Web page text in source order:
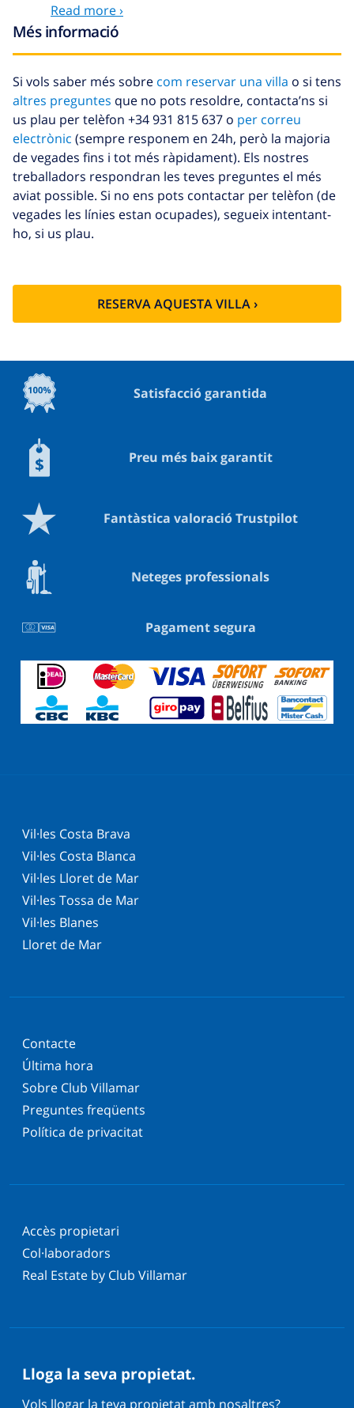
tardana
(52,77 USD/HOUR)
Fons de
cancel·lació :
4.80% De la quantitat total
Read more ›
Més informació
Si vols saber més sobre com reservar una villa o si tens
altres preguntes que no pots resoldre, contacta’ns si
us plau per telèfon +34 931 815 637 o per correu
electrònic (sempre responem en 24h, però la majoria
de vegades fins i tot més ràpidament). Els nostres
treballadors respondran les teves preguntes el més
aviat possible. Si no ens pots contactar per telèfon (de
vegades les línies estan ocupades), segueix intentant-
ho, si us plau.
RESERVA AQUESTA VILLA ›
Satisfacció garantida
Preu més baix garantit
Fantàstica valoració Trustpilot
Neteges professionals
Pagament segura
Vil·les Costa Brava
Vil·les Costa Blanca
Vil·les Lloret de Mar
Vil·les Tossa de Mar
Vil·les Blanes
Lloret de Mar
Contacte
Última hora
Sobre Club Villamar
Preguntes freqüents
Política de privacitat
Accès propietari
Col·laboradors
Real Estate by Club Villamar
Lloga la seva propietat.
Vols llogar la teva propietat amb nosaltres?